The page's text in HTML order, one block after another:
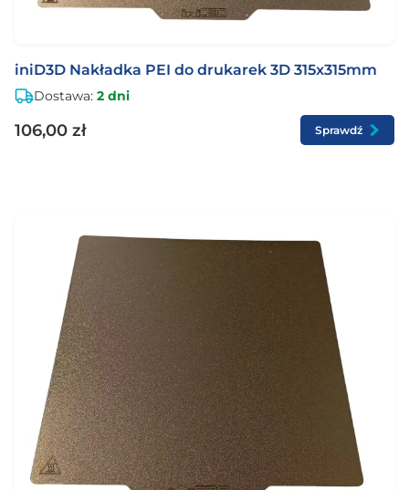
iniD3D Nakładka PEI do drukarek 3D 315x315mm
Dostawa: 2 dni
106,00 zł Sprawdź